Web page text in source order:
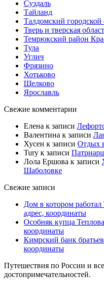
Суздаль
Тайланд
Талдомский городской
Тверь и тверская
Темрюкский район
Тула
Углич
Фрязино
Хотьково
Щелково
Ярославль
Свежие комментарии
Елена к записи
Валентина к записи
Хусен к записи Отдых
Tury к записи
Лола Ершова к записи
Шаболовке
Свежие записи
Дом в котором
адрес, координаты
Особняк купца
координаты
Кимрский банк
координаты
Путешествия по России и
достопримечательностей.